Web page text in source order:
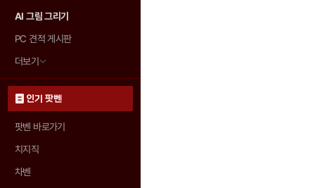
AI 그림 그리기
PC 견적 게시판
더보기
인기 팟벤
팟벤 바로가기
치지직
차벤